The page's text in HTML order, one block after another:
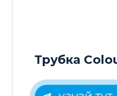
Трубка